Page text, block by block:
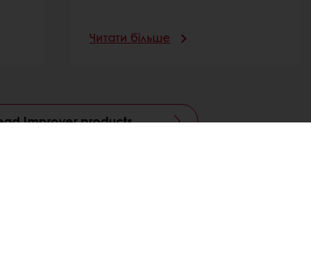
Читати більше
Improver products